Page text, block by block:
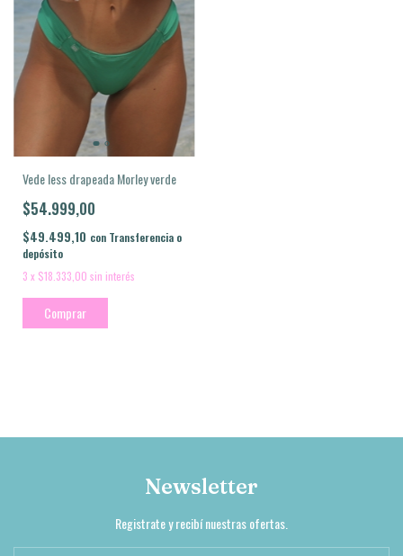
Vede less drapeada Morley verde
$54.999,00
$49.499,10 con Transferencia o
depósito
3 x $18.333,00 sin interés
Comprar
Newsletter
Registrate y recibí nuestras ofertas.